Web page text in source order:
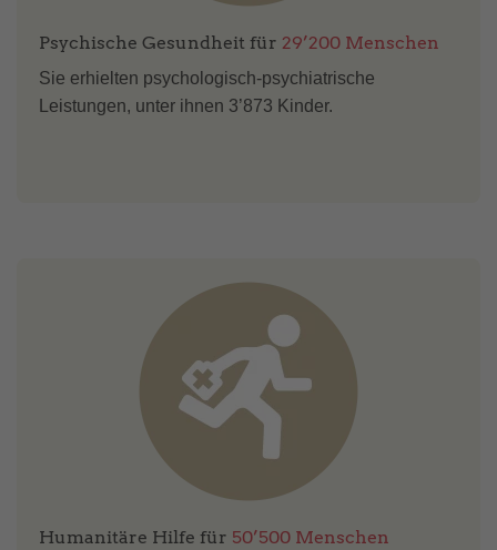
Psychische Gesundheit für 29’200 Menschen
Sie erhielten psychologisch-psychiatrische
Leistungen, unter ihnen 3’873 Kinder.
Humanitäre Hilfe für 50’500 Menschen